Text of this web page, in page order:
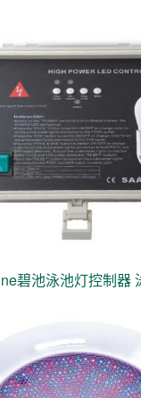
碧池泳池灯控制器